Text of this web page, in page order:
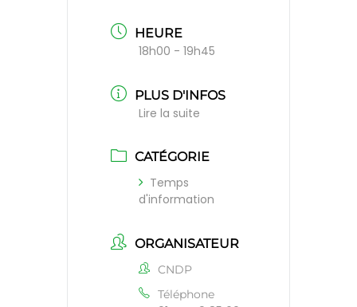
HEURE
18h00 - 19h45
PLUS D'INFOS
Lire la suite
CATÉGORIE
Temps
d'information
ORGANISATEUR
CNDP
Téléphone